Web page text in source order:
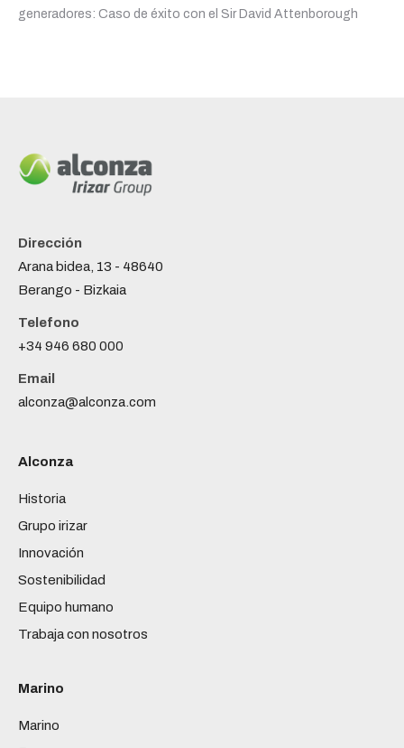
generadores: Caso de éxito con el Sir David Attenborough
Dirección
Arana bidea, 13 - 48640
Berango - Bizkaia
Telefono
+34 946 680 000
Email
alconza@alconza.com
Alconza
Historia
Grupo irizar
Innovación
Sostenibilidad
Equipo humano
Trabaja con nosotros
Marino
Marino